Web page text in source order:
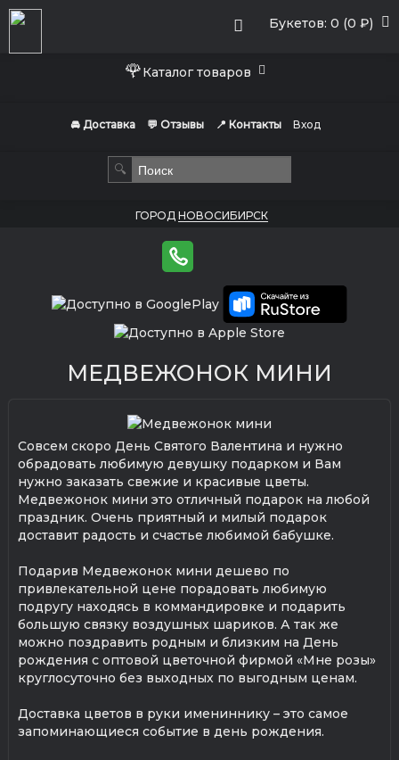
Букетов: 0 (0 ₽)
🌹Каталог товаров
🚘 Доставка 💬 Отзывы 📍 Контакты Вход
🔍
ГОРОД НОВОСИБИРСК
МЕДВЕЖОНОК МИНИ
Совсем скоро День Святого Валентина и нужно
обрадовать любимую девушку подарком и Вам
нужно заказать свежие и красивые цветы.
Медвежонок мини это отличный подарок на любой
праздник. Очень приятный и милый подарок
доставит радость и счастье любимой бабушке.
Подарив Медвежонок мини дешево по
привлекательной цене порадовать любимую
подругу находясь в коммандировке и подарить
большую связку воздушных шариков. А так же
можно поздравить родным и близким на День
рождения с оптовой цветочной фирмой «Мне розы»
круглосуточно без выходных по выгодным ценам.
Доставка цветов в руки имениннику – это самое
запоминающиеся событие в день рождения.